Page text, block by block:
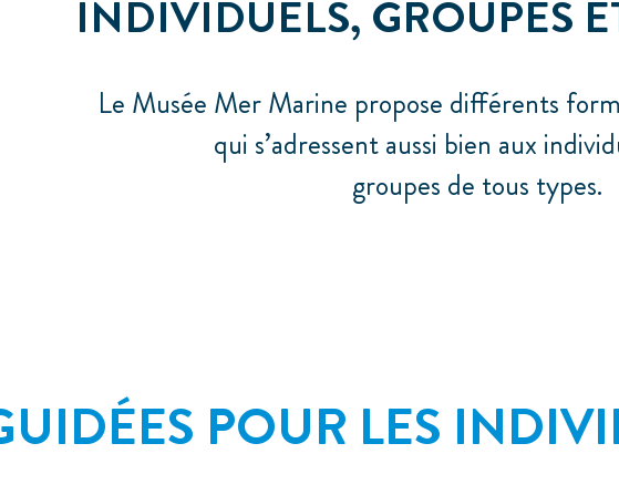
INDIVIDUELS, GROUPES
Le Musée Mer Marine propose différents
qui s’adressent aussi bien aux
groupes de tous types.
POUR LES